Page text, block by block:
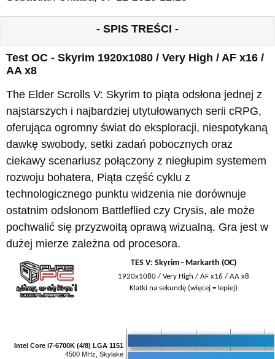
- SPIS TREŚCI -
Test OC - Skyrim 1920x1080 / Very High / AF x16 /
AA x8
The Elder Scrolls V: Skyrim to piąta odsłona jednej z
najstarszych i najbardziej utytułowanych serii cRPG,
oferująca ogromny świat do eksploracji, niespotykaną
dawkę swobody, setki zadań pobocznych oraz
ciekawy scenariusz połączony z niegłupim systemem
rozwoju bohatera, Piąta część cyklu z
technologicznego punktu widzenia nie dorównuje
ostatnim odsłonom Battleflied czy Crysis, ale może
pochwalić się przyzwoitą oprawą wizualną. Gra jest w
dużej mierze zależna od procesora.
TES V: Skyrim - Markarth (OC)
1920x1080 / Very High / AF x16 / AA x8
Klatki na sekundę (więcej = lepiej)
Intel Core i7-6700K (4/8) LGA 1151
4500 MHz, Skylake